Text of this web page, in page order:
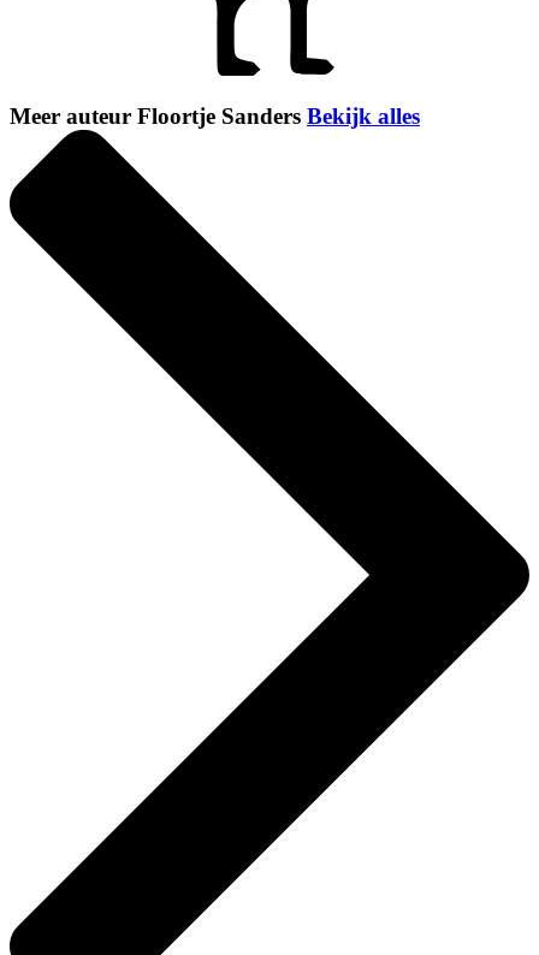
Meer auteur Floortje Sanders Bekijk alles